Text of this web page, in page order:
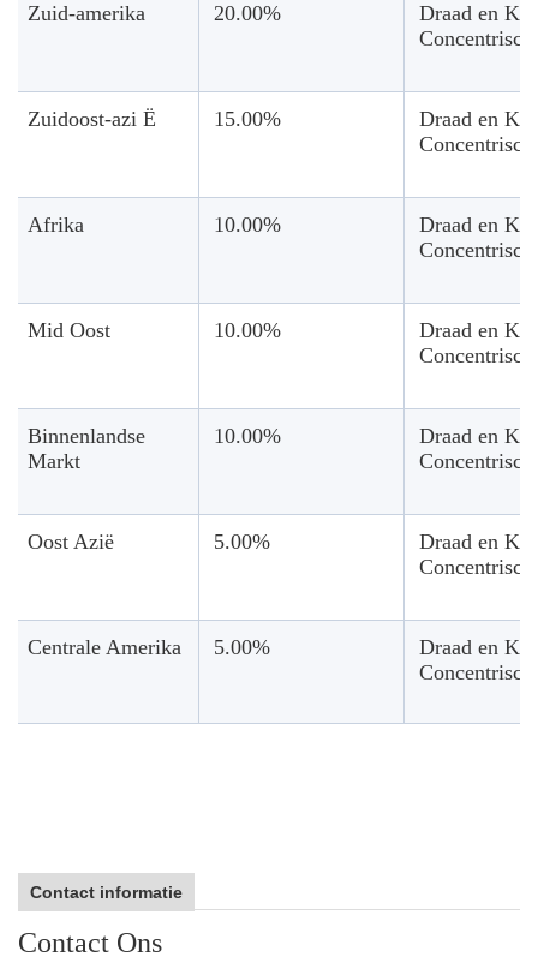
Zuid-amerika 20.00%
Draad en
Zuidoost-azi Ë 15.00%
Draad en
Afrika 10.00%
Draad en
Mid Oost 10.00%
Draad en
Binnenlandse
Markt
10.00%
Draad en
Oost Azië 5.00%
Draad en
Centrale Amerika 5.00%
Draad en
Contact informatie
Contact Ons